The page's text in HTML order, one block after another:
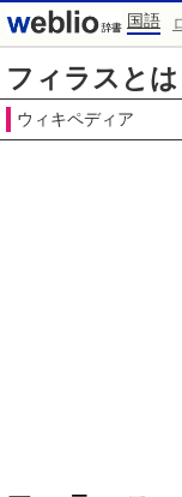
国語
フィラスと
ウィキペディア